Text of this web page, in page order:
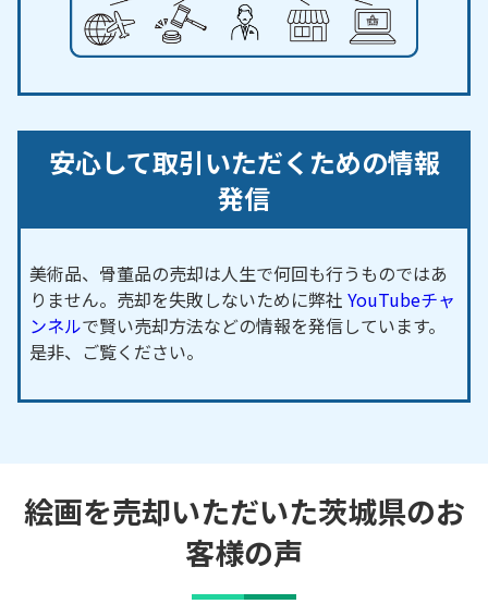
安心して取引いただくための情報
発信
美術品、骨董品の売却は人生で何回も行うものではあ
りません。売却を失敗しないために弊社 YouTubeチャ
ンネルで賢い売却方法などの情報を発信しています。
是非、ご覧ください。
絵画を売却いただいた茨城県のお
客様の声